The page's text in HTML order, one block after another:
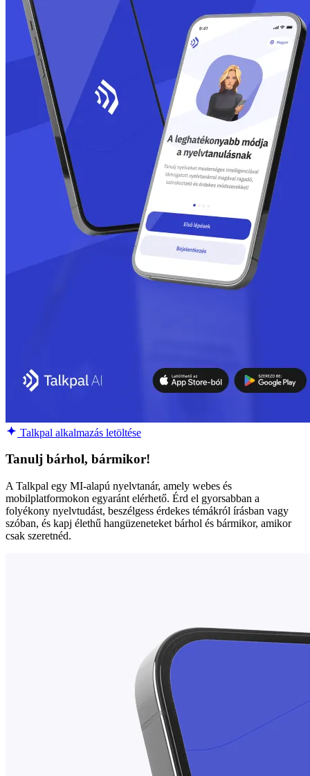
Talkpal alkalmazás letöltése
Tanulj bárhol, bármikor!
A Talkpal egy MI-alapú nyelvtanár, amely webes és
mobilplatformokon egyaránt elérhető. Érd el gyorsabban a
folyékony nyelvtudást, beszélgess érdekes témákról írásban vagy
szóban, és kapj élethű hangüzeneteket bárhol és bármikor, amikor
csak szeretnéd.